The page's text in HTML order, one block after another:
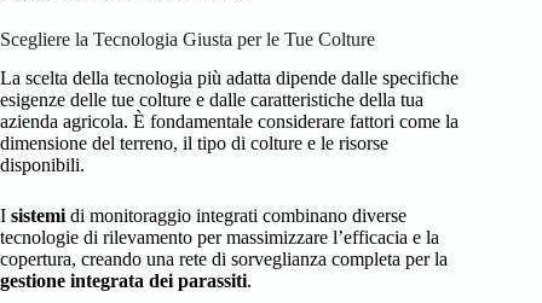
Scegliere la Tecnologia Giusta per le Tue Colture
La scelta della tecnologia più adatta dipende dalle specifiche
esigenze delle tue colture e dalle caratteristiche della tua
azienda agricola. È fondamentale considerare fattori come la
dimensione del terreno, il tipo di colture e le risorse
disponibili.
I sistemi di monitoraggio integrati combinano diverse
tecnologie di rilevamento per massimizzare l’efficacia e la
copertura, creando una rete di sorveglianza completa per la
gestione integrata dei parassiti.